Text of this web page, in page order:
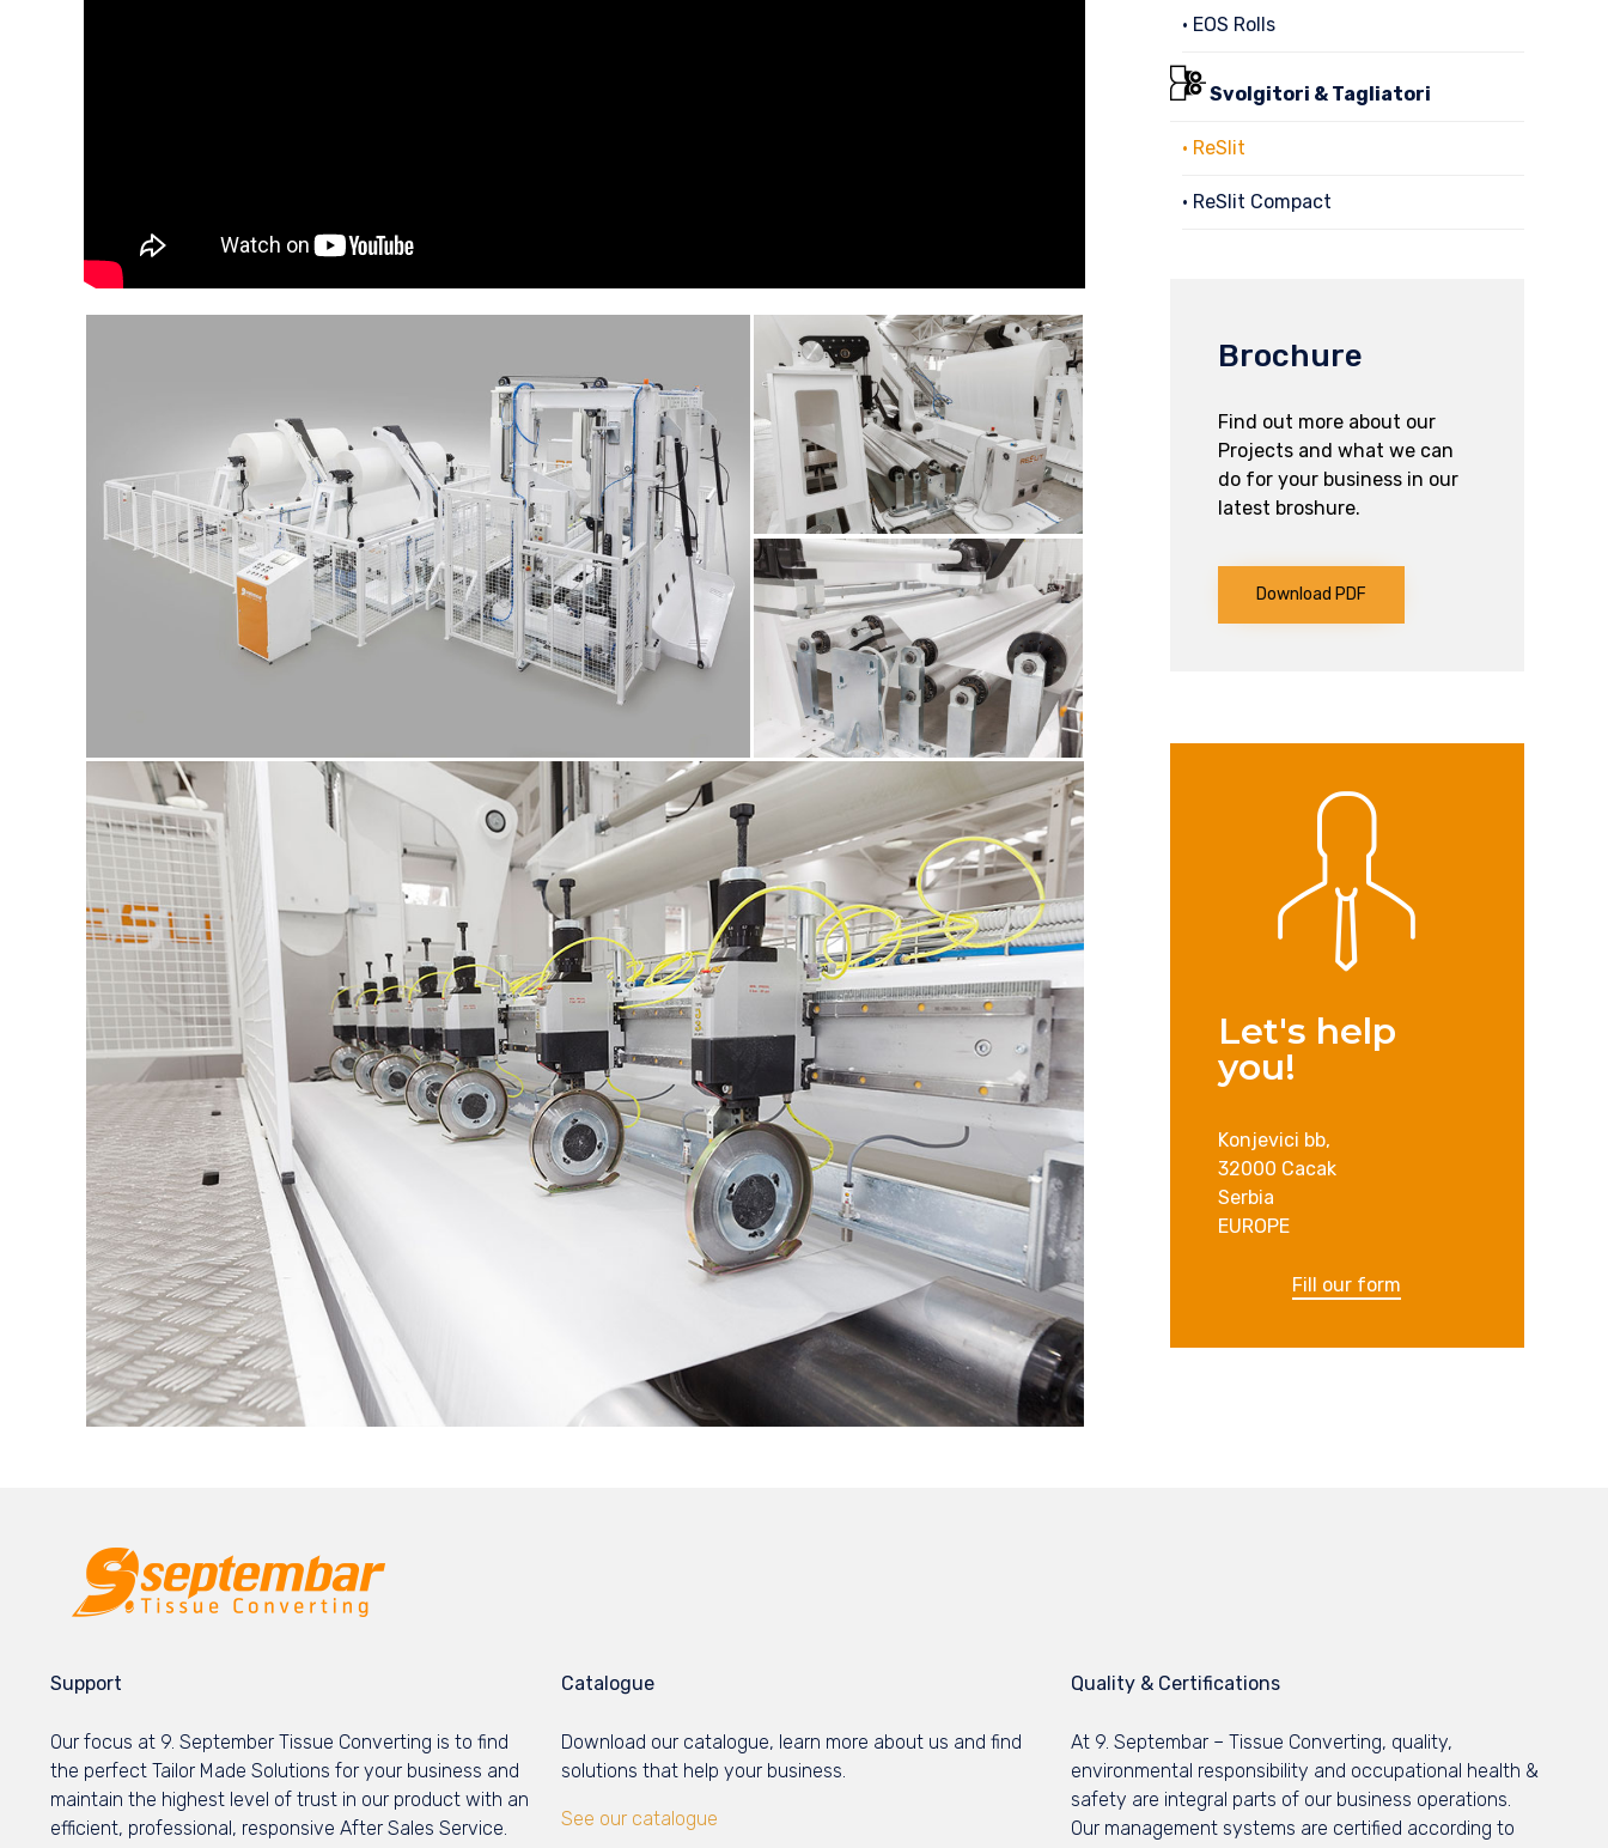
• EOS Rolls
Svolgitori & Tagliatori
• ReSlit
• ReSlit Compact
Brochure
Find out more about our
Projects and what we can
do for your business in our
latest broshure.
Download PDF
Let's help
you!
Konjevici bb,
32000 Cacak
Serbia
EUROPE
Fill our form
Support
Our focus at 9. September Tissue Converting is to find
the perfect Tailor Made Solutions for your business and
maintain the highest level of trust in our product with an
efficient, professional, responsive After Sales Service.
Catalogue
Download our catalogue, learn more about us and find
solutions that help your business.
See our catalogue
Quality & Certifications
At 9. Septembar – Tissue Converting, quality,
environmental responsibility and occupational health &
safety are integral parts of our business operations.
Our management systems are certified according to